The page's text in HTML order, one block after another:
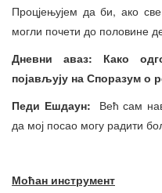
Процјењујем да би, ако
могли почети до половине
Дневни аваз: Како
појављују на Споразум о
Педи Ешдаун: Већ сам
да мој посао могу радити
Моћан инструмент